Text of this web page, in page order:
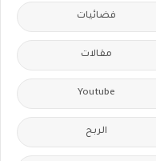
فضائيات
مقالات
Youtube
الربح